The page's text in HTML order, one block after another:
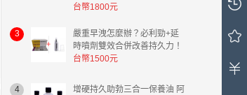
台幣1800元
3
嚴重早洩怎麼辦？必利勁+延
時噴劑雙效合併改善持久力！
台幣1500元
4
增硬持久助勃三合一保養油 阿
物
中
0
件